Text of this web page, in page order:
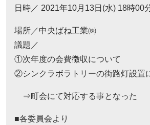
日時／ 2021年10月13日(水) 18時
場所／中央ばね工業㈱
議題／
①次年度の会費徴収について
②シンクラボラトリーの街路灯設置
⇒町会にて対応する事となった
■各委員会より